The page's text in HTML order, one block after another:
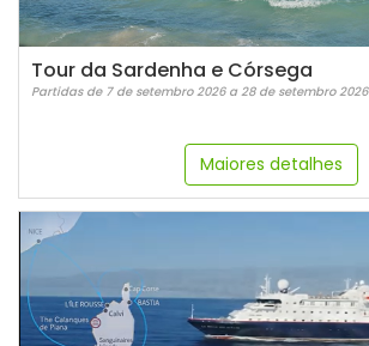
Tour da Sardenha e Córsega
Partidas de 7 de setembro 2026 a 28 de setembro 2026
Maiores detalhes